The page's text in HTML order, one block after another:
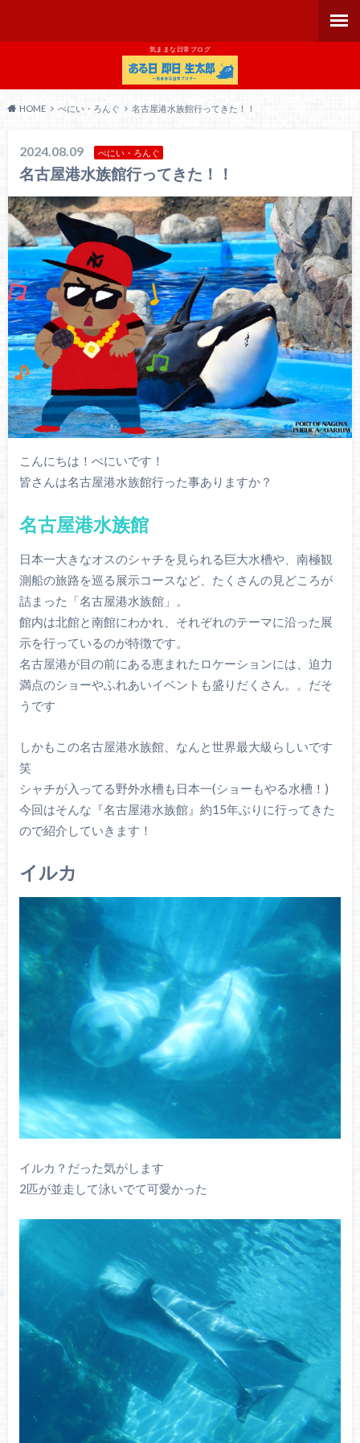
気ままな日常ブログ
HOME ぺにい・ろんぐ 名古屋港水族館行ってきた！！
2024.08.09 ぺにい・ろんぐ
名古屋港水族館行ってきた！！
こんにちは！ぺにいです！
皆さんは名古屋港水族館行った事ありますか？
名古屋港水族館
日本一大きなオスのシャチを見られる巨大水槽や、南極観
測船の旅路を巡る展示コースなど、たくさんの見どころが
詰まった「名古屋港水族館」。
館内は北館と南館にわかれ、それぞれのテーマに沿った展
示を行っているのが特徴です。
名古屋港が目の前にある恵まれたロケーションには、迫力
満点のショーやふれあいイベントも盛りだくさん。。だそ
うです
しかもこの名古屋港水族館、なんと世界最大級らしいです
笑
シャチが入ってる野外水槽も日本一(ショーもやる水槽！)
今回はそんな『名古屋港水族館』約15年ぶりに行ってきた
ので紹介していきます！
イルカ
イルカ？だった気がします
2匹が並走して泳いでて可愛かった